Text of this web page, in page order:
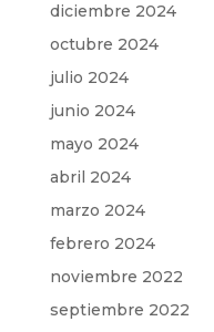
diciembre 2024
octubre 2024
julio 2024
junio 2024
mayo 2024
abril 2024
marzo 2024
febrero 2024
noviembre 2022
septiembre 2022